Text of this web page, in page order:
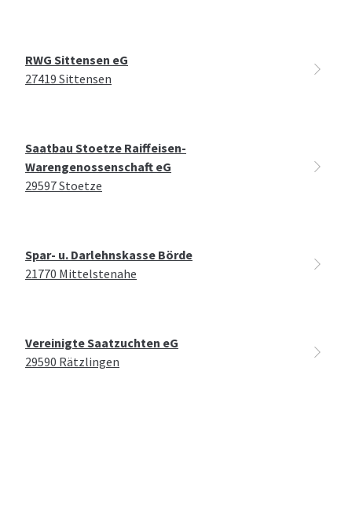
RWG Sittensen eG
27419 Sittensen
Saatbau Stoetze Raiffeisen-
Warengenossenschaft eG
29597 Stoetze
Spar- u. Darlehnskasse Börde
21770 Mittelstenahe
Vereinigte Saatzuchten eG
29590 Rätzlingen